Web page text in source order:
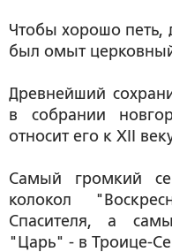
Чтобы хорошо петь,
был омыт
Древнейший
в собрании
относит его к XII
Самый громкий
колокол
Спасителя, а
"Царь" - в Троице-